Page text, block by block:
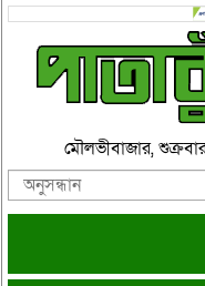
মৌলভীবাজার,